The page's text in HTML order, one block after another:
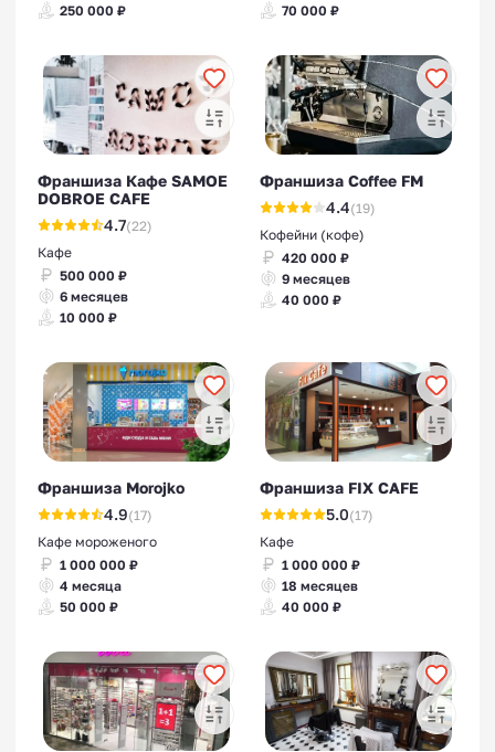
250 000 ₽
70 000 ₽
Франшиза Кафе SAMOE
DOBROE CAFE
4.7(22)
Кафе
500 000 ₽
6 месяцев
10 000 ₽
Франшиза Coffee FM
4.4(19)
Кофейни (кофе)
420 000 ₽
9 месяцев
40 000 ₽
Франшиза Morojko
4.9(17)
Кафе мороженого
1 000 000 ₽
4 месяца
50 000 ₽
Франшиза FIX CAFE
5.0(17)
Кафе
1 000 000 ₽
18 месяцев
40 000 ₽